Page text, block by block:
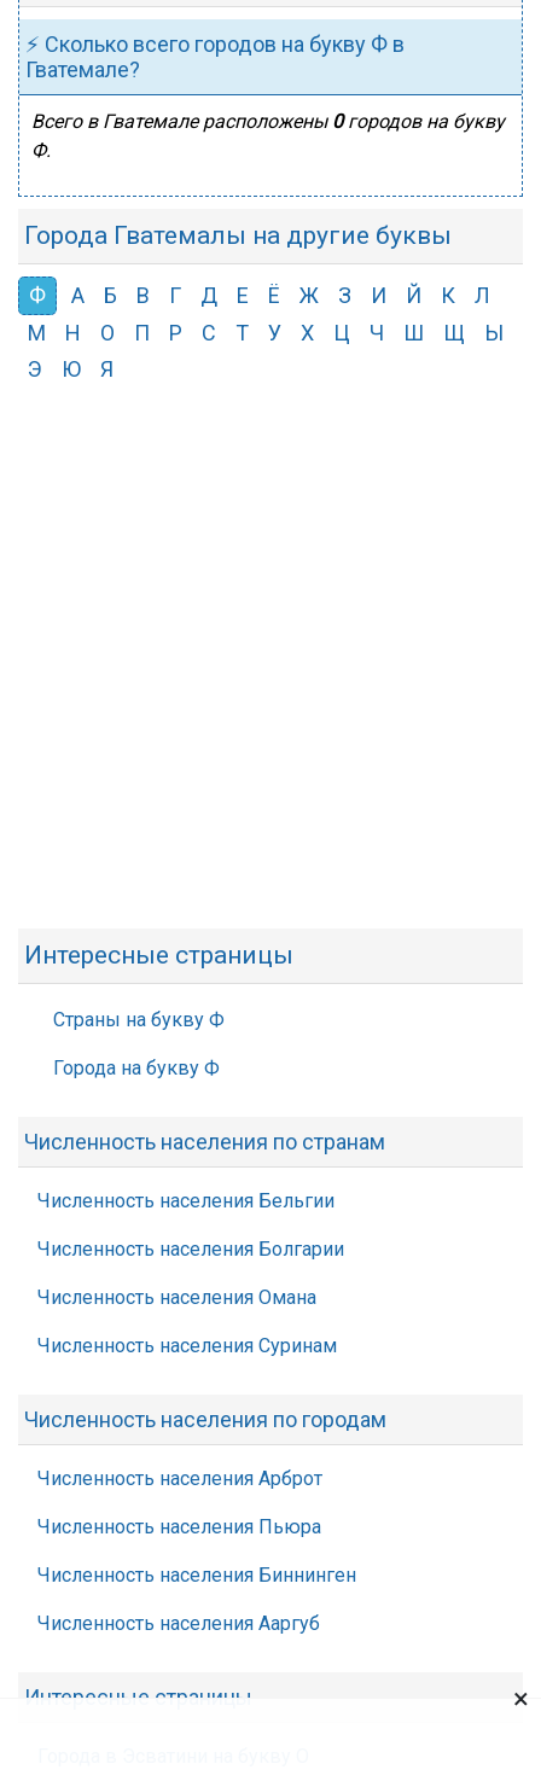
⚡ Сколько всего городов на букву Ф в
Гватемале?
Всего в Гватемале расположены 0городов на букву
Ф.
Города Гватемалы на другие буквы
Ф А Б В Г Д Е Ё Ж З И Й К
Л
М
Н О П Р С Т У Х Ц Ч Ш Щ
Ы
Э
Ю Я
Интересные страницы
Страны на букву Ф
Города на букву Ф
Численность населения по странам
Численность населения Бельгии
Численность населения Болгарии
Численность населения Омана
Численность населения Суринам
Численность населения по городам
Численность населения Арброт
Численность населения Пьюра
Численность населения Биннинген
Численность населения Ааргуб
Интересные страницы ×